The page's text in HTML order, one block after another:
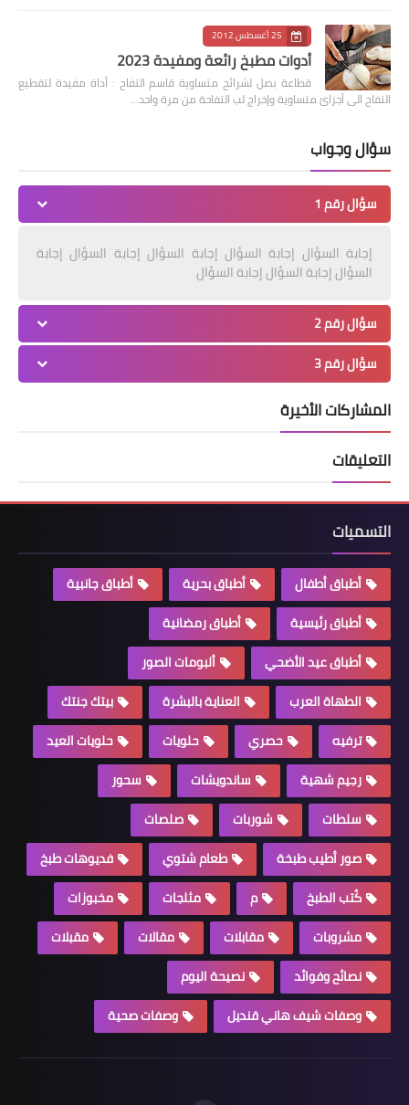
25 أغسطس 2012
أدوات مطبخ رائعة ومفيدة 2023
قطاعة بصل لشرائح متساوية قاسم التفاح : أداة مفيدة لتقطيع
التفاح الى أجزائ متساوية وإخراج لب التفاحة من مرة واحد…
سؤال وجواب
سؤال رقم 1
إجابة السؤال إجابة السؤال إجابة السؤال إجابة السؤال إجابة
السؤال إجابة السؤال إجابة السؤال
سؤال رقم 2
سؤال رقم 3
المشاركات الأخيرة
التعليقات
التسميات
أطباق أطفال أطباق بحرية
أطباق جانبية
أطباق رئيسية
أطباق رمضانية
أطباق عيد الأضحي
ألبومات الصور
الطهاة العرب
العناية بالبشرة
بيتك جنتك
ترفيه
حصري حلويات
حلويات العيد
رجيم شهية
ساندويشات
سحور
سلطات
شوربات
صلصات
صور أطيب طبخة
طعام شتوي
فديوهات طبخ
كُتب الطبخ
م مثلجات
مخبوزات
مشروبات
مقابلات مقالات
مقبلات
نصائح وفوائد
نصيحة اليوم
وصفات شيف هاني قنديل
وصفات صحية